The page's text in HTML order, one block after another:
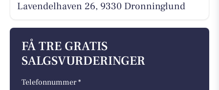
Lavendelhaven 26, 9330 Dronninglund
FÅ TRE GRATIS
SALGSVURDERINGER
Telefonnummer *